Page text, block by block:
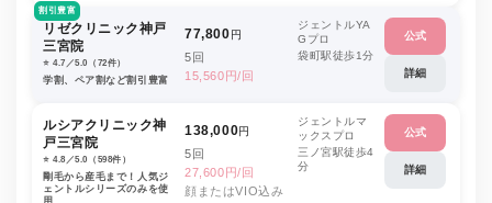
割引豊富
リゼクリニック神戸
三宮院
⭐️ 4.7／5.0（72件）
学割、ペア割など割引豊富
77,800円
5回
15,560円/回
ジェントルYA
Gプロ
袋町駅徒歩1分
公式
詳細
ルシアクリニック神
戸三宮院
⭐️ 4.8／5.0（598件）
剛毛から産毛まで！人気ジ
ェントルシリーズのみを使
138,000円
5回
27,600円/回
顔またはVIO込み
ジェントルマ
ックスプロ
三ノ宮駅徒歩4
分
公式
詳細